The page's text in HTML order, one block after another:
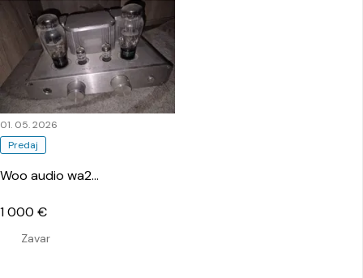
Predaj
01. 05. 2026
Woo audio wa2…
Zavar
1 000 €